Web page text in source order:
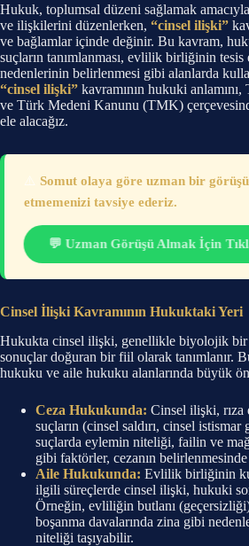
Hukuk, toplumsal düzeni sağlamak
ve ilişkilerini düzenlerken, “cinsel ilişki”
ve bağlamlar içinde değinir. Bu kavram,
suçların tanımlanması, evlilik birliğinin tesis
nedenlerinin belirlenmesi gibi alanlarda
“cinsel ilişki” kavramının hukuki
ve Türk Medeni Kanunu (TMK)
ele alacağız.
Somut olaya göre uzman bir
etmemenizi tavsiye ederiz.
💬 Uzman Görüşü Almak İçin
Cinsel İlişki Kavramının Hukuktaki Yeri
Hukukta cinsel ilişki, genellikle biyolojik bir
sonuçlar doğuran bir fiil olarak tanımlanır.
hukuku ve aile hukuku alanlarında büyük
Ceza Hukukunda: Cinsel ilişki, rıza
suçların (cinsel saldırı, cinsel
suçlarda eylemin niteliği, failin ve
gibi faktörler, cezanın
Aile Hukukunda: Evlilik birliğinin
ilgili süreçlerde cinsel ilişki, hukuki
Örneğin, evliliğin butlanı
boşanma davalarında zina gibi
niteliği taşıyabilir.